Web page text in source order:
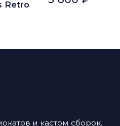
Retro
и кастом сборок.